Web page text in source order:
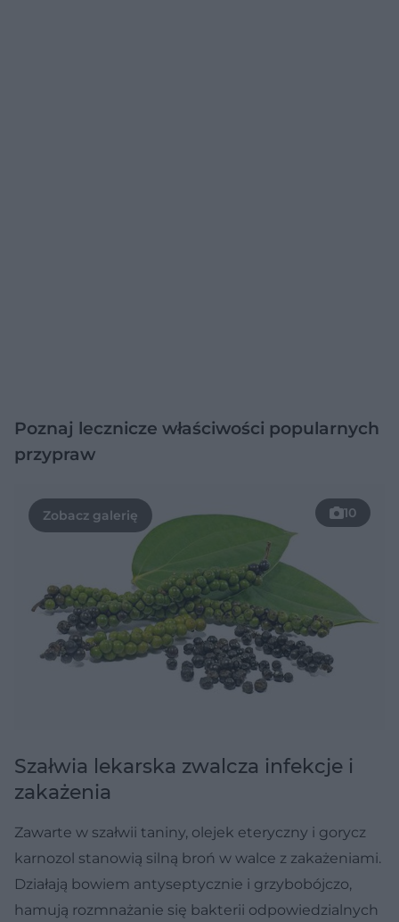
Poznaj lecznicze właściwości popularnych
przypraw
10
Szałwia lekarska zwalcza infekcje i
zakażenia
Zawarte w szałwii taniny, olejek eteryczny i gorycz
karnozol stanowią silną broń w walce z zakażeniami.
Działają bowiem antyseptycznie i grzybobójczo,
hamują rozmnażanie się bakterii odpowiedzialnych